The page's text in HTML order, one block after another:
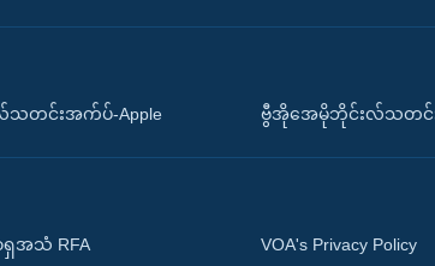
တင်းအက်ပ်-Apple ဗွီအိုအေမိုဘိုင်းလ်သတင်း
အသံ RFA VOA's Privacy Policy